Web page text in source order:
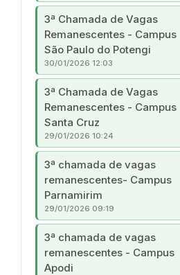
3ª Chamada de Vagas
Remanescentes - Campus
São Paulo do Potengi
30/01/2026 12:03
3ª Chamada de Vagas
Remanescentes - Campus
Santa Cruz
29/01/2026 10:24
3ª chamada de vagas
remanescentes- Campus
Parnamirim
29/01/2026 09:19
3ª chamada de vagas
remanescentes - Campus
Apodi